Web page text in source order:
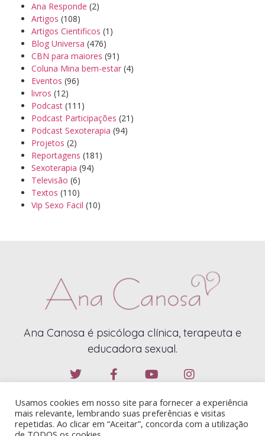
Ana Responde (2)
Artigos (108)
Artigos Cientificos (1)
Blog Universa (476)
CBN para maiores (91)
Coluna Mina bem-estar (4)
Eventos (96)
livros (12)
Podcast (111)
Podcast Participações (21)
Podcast Sexoterapia (94)
Projetos (2)
Reportagens (181)
Sexoterapia (94)
Televisão (6)
Textos (110)
Vip Sexo Facil (10)
Ana Canosa é psicóloga clínica, terapeuta e
educadora sexual.
Usamos cookies em nosso site para fornecer a experiência
mais relevante, lembrando suas preferências e visitas
repetidas. Ao clicar em “Aceitar”, concorda com a utilização